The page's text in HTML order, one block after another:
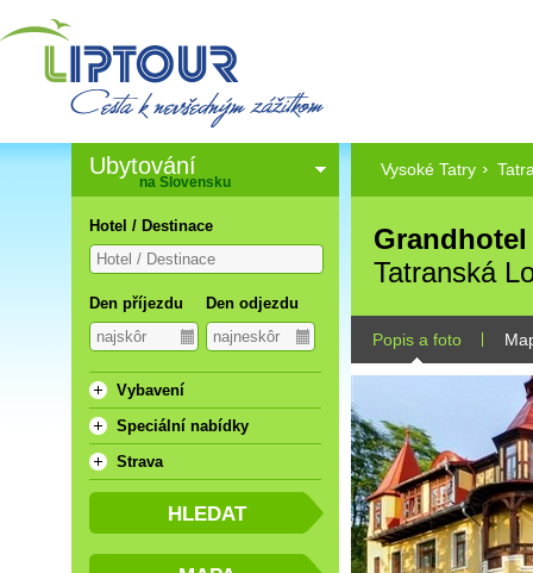
Vysoké Tatry
Grandhotel
Tatranská
Popis a foto
Ubytování
na Slovensku
Hotel / Destinace
Den příjezdu Den odjezdu
Vybavení
Speciální nabídky
Strava